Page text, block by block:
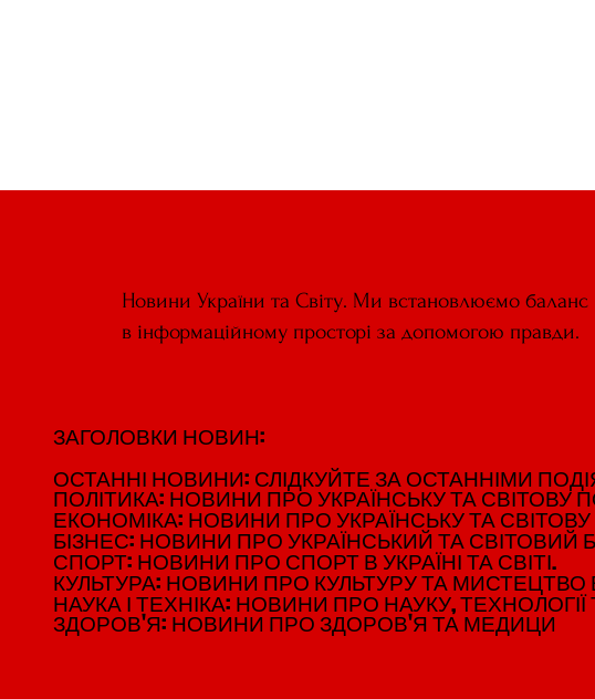
Новини України та Світу. Ми встановлюємо баланс
в інформаційному просторі за допомогою правди.
ЗАГОЛОВКИ НОВИН:
ОСТАННІ НОВИНИ: СЛІДКУЙТЕ ЗА ОСТАННІМИ
ПОЛІТИКА: НОВИНИ ПРО УКРАЇНСЬКУ ТА СВІТОВУ
ЕКОНОМІКА: НОВИНИ ПРО УКРАЇНСЬКУ ТА
БІЗНЕС: НОВИНИ ПРО УКРАЇНСЬКИЙ ТА СВІТОВИЙ
СПОРТ: НОВИНИ ПРО СПОРТ В УКРАЇНІ ТА СВІТІ.
КУЛЬТУРА: НОВИНИ ПРО КУЛЬТУРУ ТА МИСТЕЦТВО В
НАУКА І ТЕХНІКА: НОВИНИ ПРО НАУКУ, ТЕХНОЛОГІЇ
ЗДОРОВ'Я: НОВИНИ ПРО ЗДОРОВ'Я ТА МЕДИЦИ
ЗАГОЛОВКИ НОВИН:
ОСТАННІ НОВИНИ: СЛІДКУЙТЕ ЗА ОСТАННІМИ
ПОЛІТИКА: НОВИНИ ПРО УКРАЇНСЬКУ ТА СВІТОВУ
ЕКОНОМІКА: НОВИНИ ПРО УКРАЇНСЬКУ ТА
БІЗНЕС: НОВИНИ ПРО УКРАЇНСЬКИЙ ТА СВІТОВИЙ
СПОРТ: НОВИНИ ПРО СПОРТ В УКРАЇНІ ТА СВІТІ.
КУЛЬТУРА: НОВИНИ ПРО КУЛЬТУРУ ТА МИСТЕЦТВО В
НАУКА І ТЕХНІКА: НОВИНИ ПРО НАУКУ, ТЕХНОЛОГІЇ
ЗДОРОВ'Я: НОВИНИ ПРО ЗДОРОВ'Я ТА МЕДИЦИ